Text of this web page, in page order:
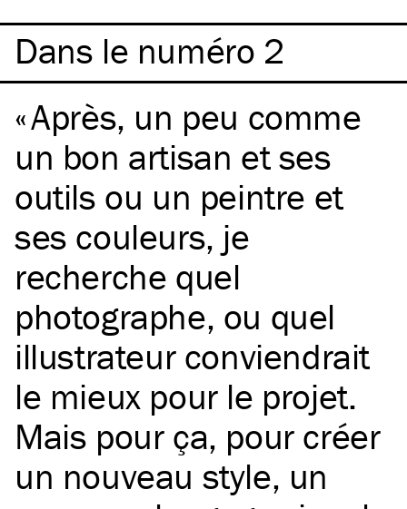
Dans le numéro 2
Après, un peu comme
un bon artisan et ses
outils ou un peintre et
ses couleurs, je
recherche quel
photographe, ou quel
illustrateur conviendrait
le mieux pour le projet.
Mais pour ça, pour créer
un nouveau style, un